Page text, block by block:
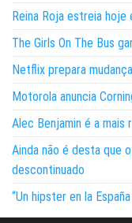
Reina Roja estreia hoje
The Girls On The Bus
Netflix prepara
Motorola anuncia
Alec Benjamin é a mais
Ainda não é desta que
descontinuado
“Un hipster en la